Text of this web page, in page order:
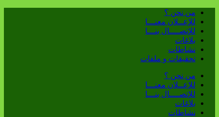
من نحن ؟
للإعــلان معنـــا
للإتصــــال بنـــا
بلاغات
نشاطات
تحقيقات و ملفات
من نحن ؟
للإعــلان معنـــا
للإتصــــال بنـــا
بلاغات
نشاطات